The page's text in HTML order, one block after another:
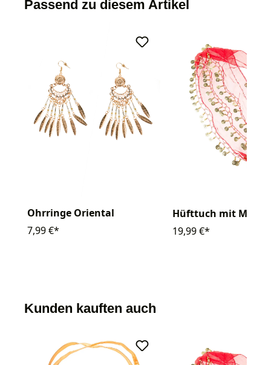
Passend zu diesem Artikel
Ohrringe Oriental
7,99 €*
Hüfttuch mit
19,99 €*
Kunden kauften auch